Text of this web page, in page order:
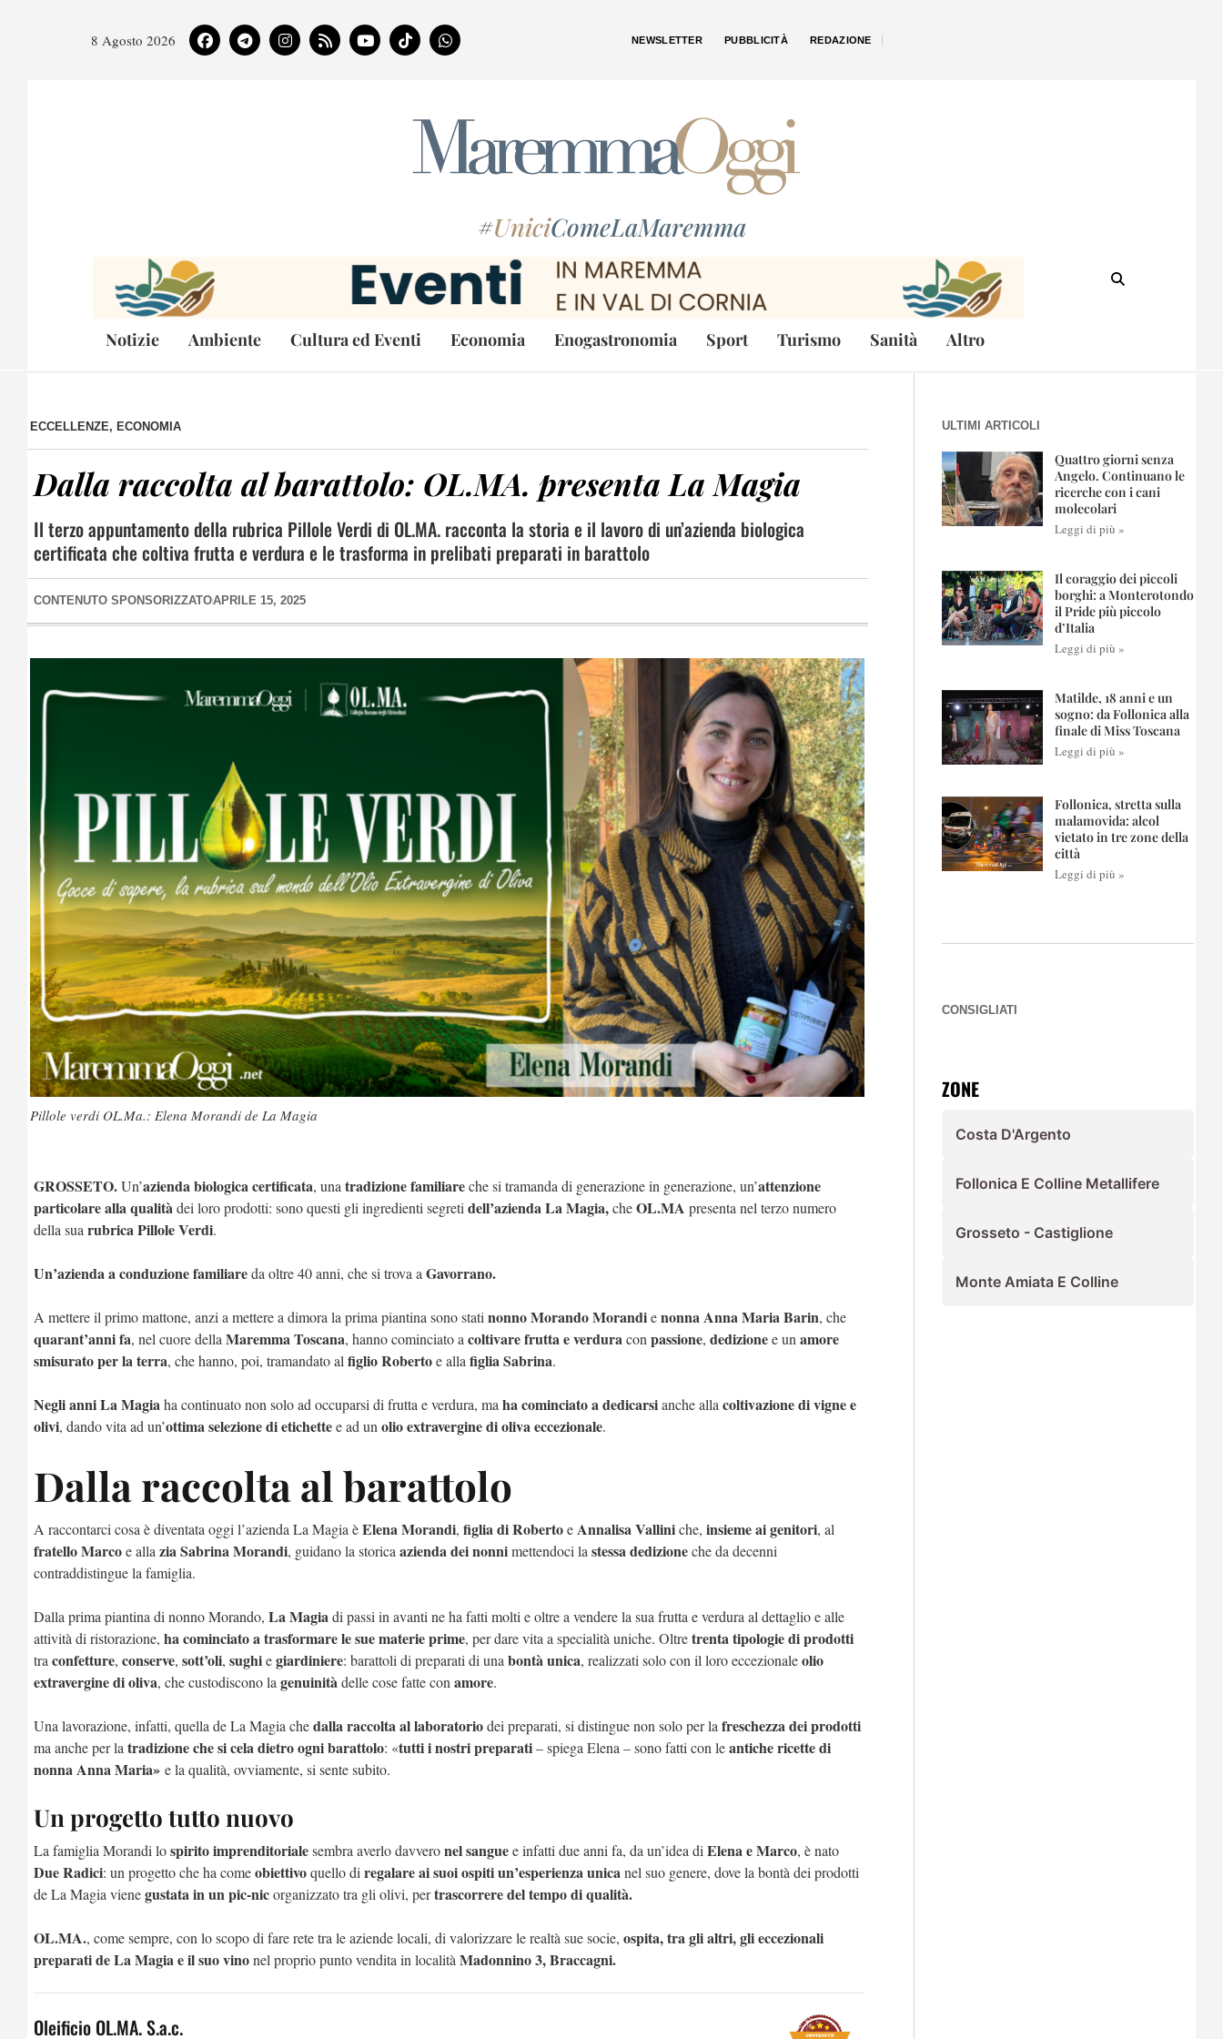
8 Agosto 2026 NEWSLETTER PUBBLICITÀ REDAZIONE
#UniciComeLaMaremma
Notizie Ambiente Cultura ed Eventi Economia Enogastronomia Sport Turismo Sanità Altro
ECCELLENZE, ECONOMIA
Dalla raccolta al barattolo: OL.MA. presenta La Magia
Il terzo appuntamento della rubrica Pillole Verdi di OL.MA. racconta la storia e il lavoro di un’azienda biologica
certificata che coltiva frutta e verdura e le trasforma in prelibati preparati in barattolo
CONTENUTO SPONSORIZZATOAPRILE 15, 2025
Pillole verdi OL.Ma.: Elena Morandi de La Magia
GROSSETO.Un’azienda biologica certificata, una tradizione familiareche si tramanda di generazione in generazione, un’attenzione
particolare alla qualitàdei loro prodotti: sono questi gli ingredienti segreti dell’azienda La Magia,cheOL.MA presenta nel terzo numero
della sua rubrica Pillole Verdi.
Un’azienda a conduzione familiareda oltre 40 anni, che si trova a Gavorrano.
A mettere il primo mattone, anzi a mettere a dimora la prima piantina sono stati nonno Morando Morandienonna Anna Maria Barin, che
quarant’anni fa, nel cuore della Maremma Toscana, hanno cominciato a coltivare frutta e verduracon passione, dedizionee un amore
smisurato per la terra, che hanno, poi, tramandato al figlio Robertoe alla figlia Sabrina.
Negli anniLa Magiaha continuato non solo ad occuparsi di frutta e verdura, ma ha cominciato a dedicarsianche alla coltivazione di vigne e
olivi, dando vita ad un’ottima selezione di etichettee ad un olio extravergine di oliva eccezionale.
Dalla raccolta al barattolo
A raccontarci cosa è diventata oggi l’azienda La Magia èElena Morandi, figlia di RobertoeAnnalisa Valliniche, insieme ai genitori, al
fratello Marcoe alla zia SabrinaMorandi, guidano la storica azienda dei nonnimettendoci la stessa dedizioneche da decenni
contraddistingue la famiglia.
Dalla prima piantina di nonno Morando, La Magiadi passi in avanti ne ha fatti molti e oltre a vendere la sua frutta e verdura al dettaglio e alle
attività di ristorazione, ha cominciato a trasformare le sue materie prime, per dare vita a specialità uniche. Oltretrenta tipologie di prodotti
tra confetture, conserve, sott’oli, sughiegiardiniere: barattoli di preparati di una bontà unica, realizzati solo con il loro eccezionaleolio
extravergine di oliva, che custodiscono la genuinitàdelle cose fatte con amore.
Una lavorazione, infatti, quella de La Magia chedalla raccolta al laboratoriodei preparati, si distingue non solo per la freschezza dei prodotti
ma anche per la tradizione che si cela dietro ogni barattolo: «tutti i nostri preparati– spiega Elena – sono fatti con leantiche ricette di
nonna Anna Maria» e la qualità, ovviamente, si sente subito.
Un progetto tutto nuovo
La famiglia Morandi lospirito imprenditorialesembra averlo davveronel sanguee infatti due anni fa, da un’idea di Elena e Marco, è nato
Due Radici: un progetto che ha comeobiettivoquello di regalare ai suoi ospiti un’esperienza unicanel suo genere, dove la bontà dei prodotti
de La Magia vienegustata in un pic-nicorganizzato tra gli olivi, pertrascorrere del tempo di qualità.
OL.MA., come sempre, con lo scopo di fare rete tra le aziende locali, di valorizzare le realtà sue socie, ospita, tra gli altri, gli eccezionali
preparati de La Magia e il suo vinonel proprio punto vendita in località Madonnino 3, Braccagni.
Oleificio OL.MA. S.a.c.
ULTIMI ARTICOLI
Quattro giorni senza
Angelo. Continuano le
ricerche con i cani
molecolari
Leggi di più »
Il coraggio dei piccoli
borghi: a Monterotondo
il Pride più piccolo
d’Italia
Leggi di più »
Matilde, 18 anni e un
sogno: da Follonica alla
finale di Miss Toscana
Leggi di più »
Follonica, stretta sulla
malamovida: alcol
vietato in tre zone della
città
Leggi di più »
CONSIGLIATI
ZONE
Costa D'Argento
Follonica E Colline Metallifere
Grosseto - Castiglione
Monte Amiata E Colline